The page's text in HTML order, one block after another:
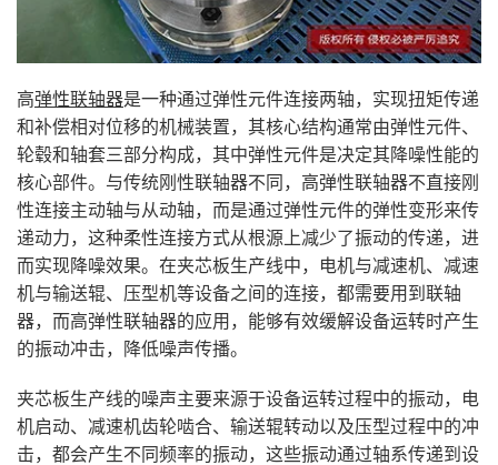
高弹性联轴器是一种通过弹性元件连接两轴，实现扭矩传递
和补偿相对位移的机械装置，其核心结构通常由弹性元件、
轮毂和轴套三部分构成，其中弹性元件是决定其降噪性能的
核心部件。与传统刚性联轴器不同，高弹性联轴器不直接刚
性连接主动轴与从动轴，而是通过弹性元件的弹性变形来传
递动力，这种柔性连接方式从根源上减少了振动的传递，进
而实现降噪效果。在夹芯板生产线中，电机与减速机、减速
机与输送辊、压型机等设备之间的连接，都需要用到联轴
器，而高弹性联轴器的应用，能够有效缓解设备运转时产生
的振动冲击，降低噪声传播。
夹芯板生产线的噪声主要来源于设备运转过程中的振动，电
机启动、减速机齿轮啮合、输送辊转动以及压型过程中的冲
击，都会产生不同频率的振动，这些振动通过轴系传递到设